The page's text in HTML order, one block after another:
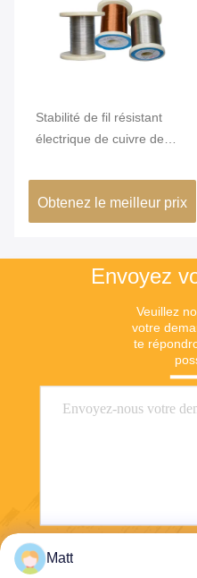
Stabilité de fil résistant
électrique de cuivre de
résistance d'émetteur
Obtenez le meilleur prix
Envoyez
Veuillez
votre
te
Matt